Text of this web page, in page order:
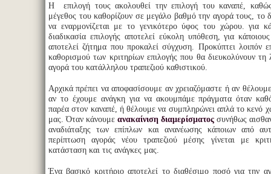
Η επιλογή τους ακολουθεί την επιλογή του καναπέ,
μέγεθος του καθορίζουν σε μεγάλο βαθμό την αγορά τους, το
να εναρμονίζεται με το γενικότερο ύφος του χώρου. για
διαδικασία επιλογής αποτελεί εύκολη υπόθεση, για
αποτελεί ζήτημα που προκαλεί σύγχυση. Προκύπτει λοιπόν
καθορισμού των κριτηρίων επιλογής που θα διευκολύνουν
αγορά του κατάλληλου τραπεζιού καθιστικού.
Αρχικά πρέπει να αποφασίσουμε αν χρειαζόμαστε ή αν
αν το έχουμε ανάγκη για να ακουμπάμε πράγματα όταν
παρέα στον καναπέ, ή θέλουμε να συμπληρώνει απλά το κενό
μας. Όταν κάνουμε ανακαίνιση διαμερίσματος συνήθως
αναδιάταξης των επίπλων και ανανέωσης κάποιων από
περίπτωση αγοράς νέου τραπεζιού μέσης γίνεται με
κατάσταση και τις ανάγκες μας.
Ένα βασικό κριτήριο αποτελεί το διαθέσιμο ποσό για την